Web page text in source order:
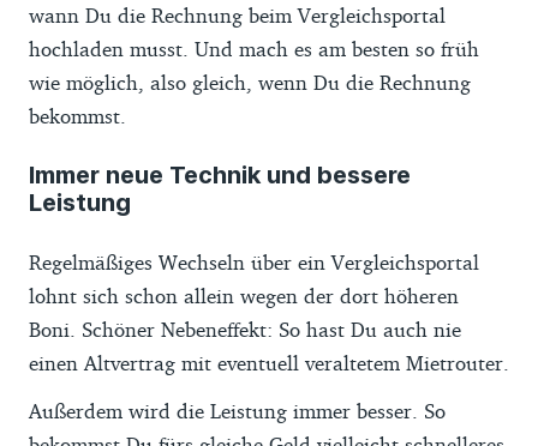
wann Du die Rechnung beim Vergleichsportal
hochladen musst. Und mach es am besten so früh
wie möglich, also gleich, wenn Du die Rechnung
bekommst.
Immer neue Technik und bessere
Leistung
Regelmäßiges Wechseln über ein Vergleichsportal
lohnt sich schon allein wegen der dort höheren
Boni. Schöner Nebeneffekt: So hast Du auch nie
einen Altvertrag mit eventuell veraltetem Mietrouter.
Außerdem wird die Leistung immer besser. So